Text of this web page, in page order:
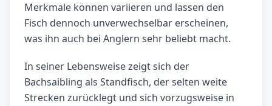
Merkmale können variieren und lassen den
Fisch dennoch unverwechselbar erscheinen,
was ihn auch bei Anglern sehr beliebt macht.
In seiner Lebensweise zeigt sich der
Bachsaibling als Standfisch, der selten weite
Strecken zurücklegt und sich vorzugsweise in